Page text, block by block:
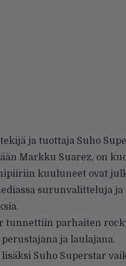
ja tuottaja Suho
Markku Suarez, on
kuuluneet ovat
surunvalitteluja ja
tunnettiin parhaiten
ja laulajana.
Suho Superstar